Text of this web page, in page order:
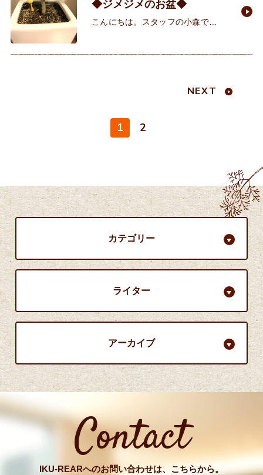
◆ジメジメのお盆◆
こんにちは。スタッフの小森で
1 2
NEXT
カテゴリー
ライター
アーカイブ
Contact
IKU-REARへのお問い合わせは、こちらから。